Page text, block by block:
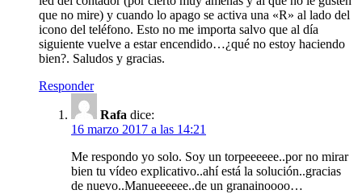
que no mire) y cuando lo apago se activa una «R» al lado del
icono del teléfono. Esto no me importa salvo que al día
siguiente vuelve a estar encendido…¿qué no estoy haciendo
bien?. Saludos y gracias.
Responder
Rafa dice:
16 marzo 2017 a las 14:21
Me respondo yo solo. Soy un torpeeeeee..por no mirar
bien tu vídeo explicativo..ahí está la solución..gracias
de nuevo..Manueeeeee..de un granainoooo…